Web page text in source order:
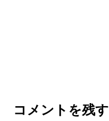
コメントを残す